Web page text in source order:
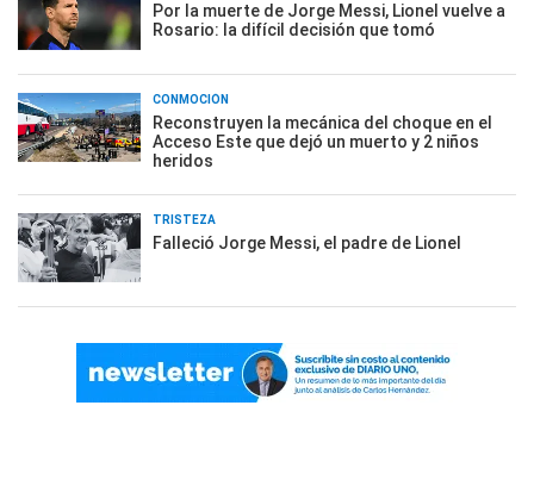
Por la muerte de Jorge Messi, Lionel vuelve a
Rosario: la difícil decisión que tomó
CONMOCIÓN
Reconstruyen la mecánica del choque en el
Acceso Este que dejó un muerto y 2 niños
heridos
TRISTEZA
Falleció Jorge Messi, el padre de Lionel